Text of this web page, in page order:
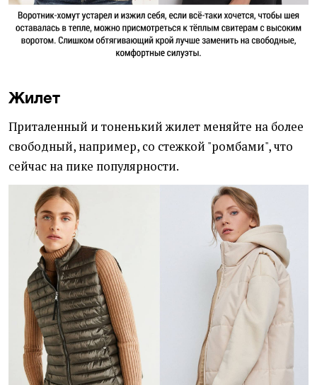
Жилет
Приталенный и тоненький жилет меняйте на более
свободный, например, со стежкой "ромбами", что
сейчас на пике популярности.